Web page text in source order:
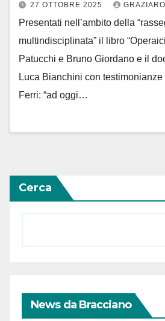
27 OTTOBRE 2025
Presentati nell’ambito della
multindisciplinata” il libro
Patucchi e Bruno Giordano e il
Luca Bianchini con
Ferri: “ad oggi…
Cerca
News da Bracciano